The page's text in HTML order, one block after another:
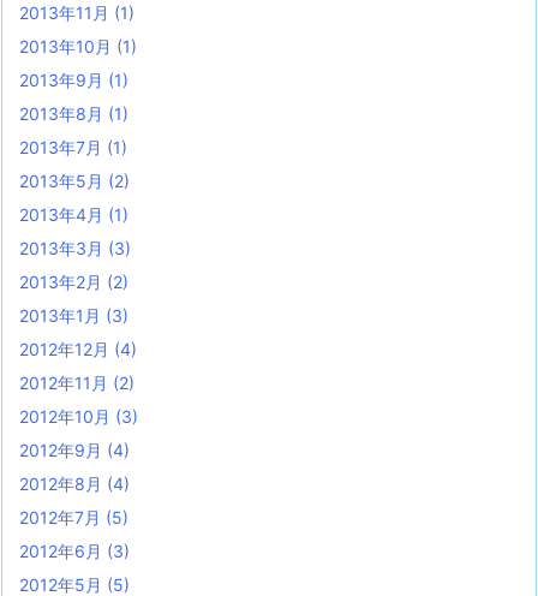
2013年11月 (1)
2013年10月 (1)
2013年9月 (1)
2013年8月 (1)
2013年7月 (1)
2013年5月 (2)
2013年4月 (1)
2013年3月 (3)
2013年2月 (2)
2013年1月 (3)
2012年12月 (4)
2012年11月 (2)
2012年10月 (3)
2012年9月 (4)
2012年8月 (4)
2012年7月 (5)
2012年6月 (3)
2012年5月 (5)